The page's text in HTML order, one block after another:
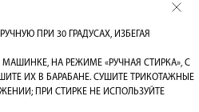
ПРИ 30 ГРАДУСАХ, ИЗБЕГАЯ
НА РЕЖИМЕ «РУЧНАЯ СТИРКА», С
ИХ В БАРАБАНЕ. СУШИТЕ ТРИКОТАЖНЫЕ
ПРИ СТИРКЕ НЕ ИСПОЛЬЗУЙТЕ